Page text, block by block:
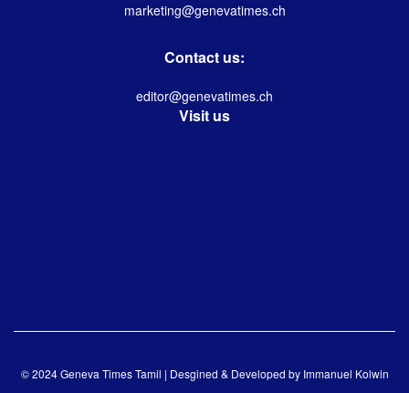
marketing@genevatimes.ch
Contact us:
editor@genevatimes.ch
Visit us
© 2024 Geneva Times Tamil | Desgined & Developed by Immanuel Kolwin